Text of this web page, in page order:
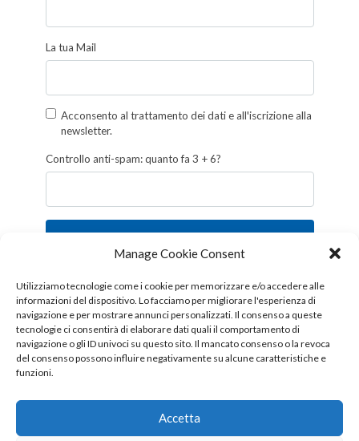
Manage Cookie Consent
Utilizziamo tecnologie come i cookie per memorizzare e/o accedere alle
informazioni del dispositivo. Lo facciamo per migliorare l'esperienza di
navigazione e per mostrare annunci personalizzati. Il consenso a queste
tecnologie ci consentirà di elaborare dati quali il comportamento di
navigazione o gli ID univoci su questo sito. Il mancato consenso o la revoca
del consenso possono influire negativamente su alcune caratteristiche e
funzioni.
Accetta
La tua Mail
Acconsento al trattamento dei dati e all'iscrizione alla
newsletter.
Controllo anti-spam: quanto fa 3 + 6?
Follow us!